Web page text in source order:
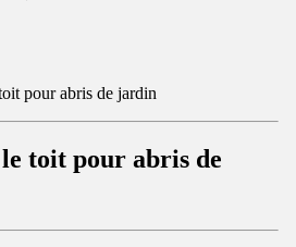
pour abris de jardin
toit pour abris de